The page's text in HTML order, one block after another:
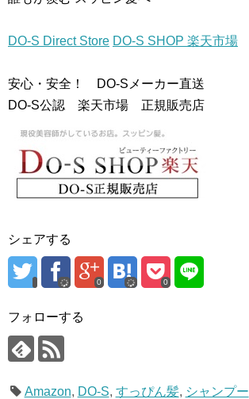
DO-S Direct Store DO-S SHOP 楽天市場
安心・安全！ DO-Sメーカー直送
DO-S公認 楽天市場 正規販売店
シェアする
0 0
フォローする
Amazon, DO-S, すっぴん髪, シャンプー